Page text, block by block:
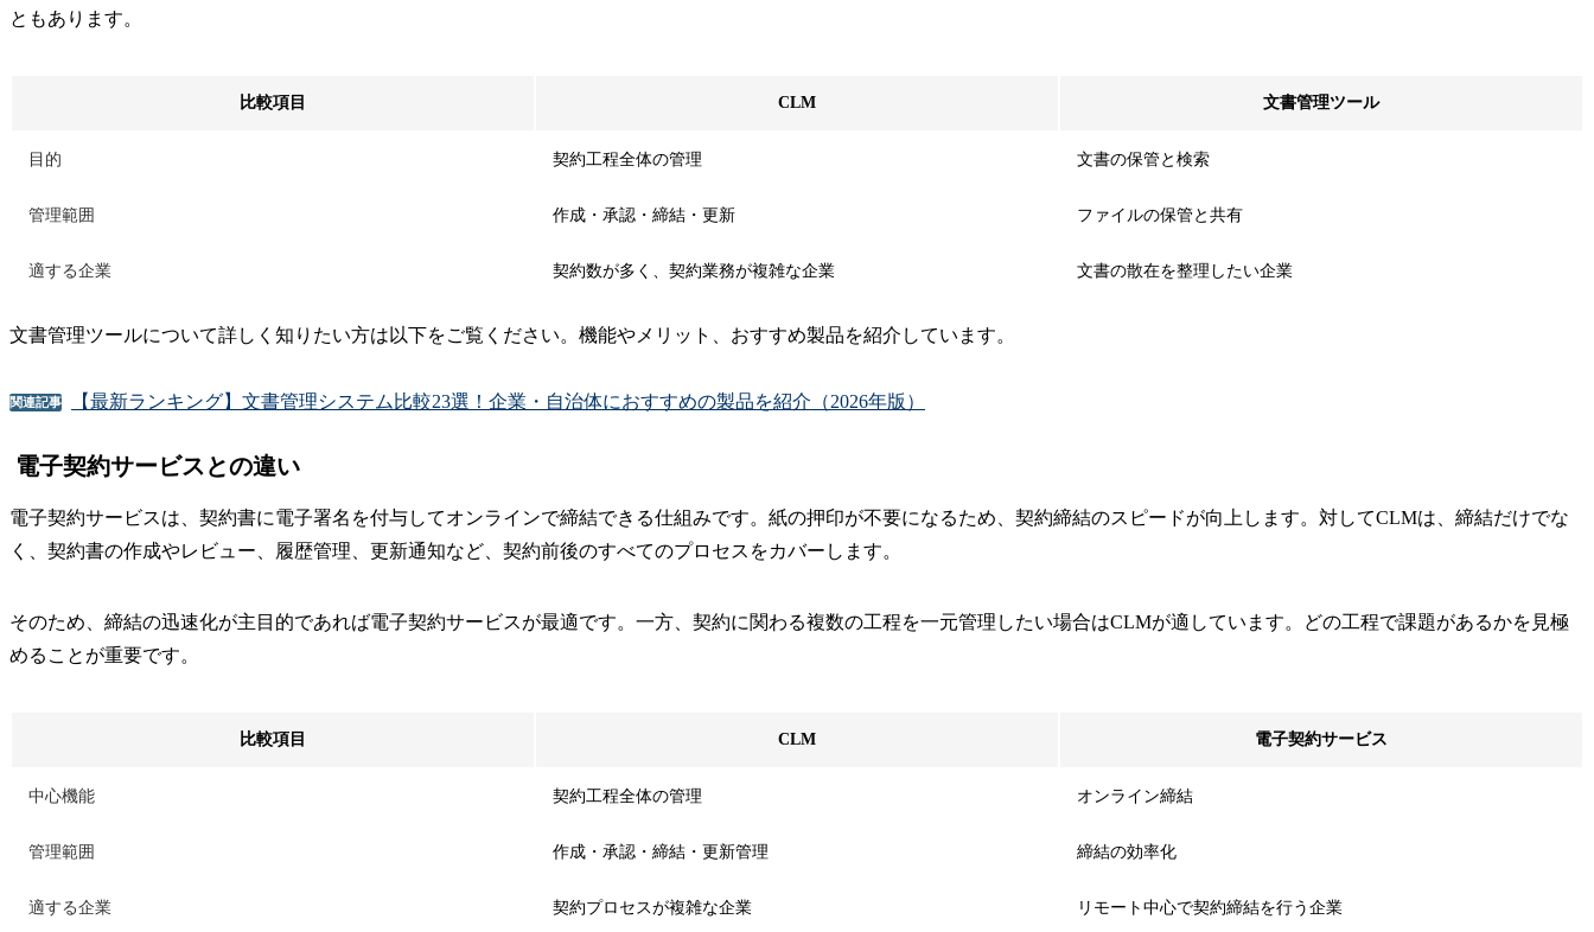
ともあります。
比較項目 CLM 文書管理ツール
目的 契約工程全体の管理 文書の保管と検索
管理範囲 作成・承認・締結・更新 ファイルの保管と共有
適する企業 契約数が多く、契約業務が複雑な企業 文書の散在を整理したい企業
文書管理ツールについて詳しく知りたい方は以下をご覧ください。機能やメリット、おすすめ製品を紹介しています。
関連記事 【最新ランキング】文書管理システム比較23選！企業・自治体におすすめの製品を紹介（2026年版）
電子契約サービスとの違い
電子契約サービスは、契約書に電子署名を付与してオンラインで締結できる仕組みです。紙の押印が不要になるため、契約締結のスピードが向上します。対してCLMは、締結だけでな
く、契約書の作成やレビュー、履歴管理、更新通知など、契約前後のすべてのプロセスをカバーします。
そのため、締結の迅速化が主目的であれば電子契約サービスが最適です。一方、契約に関わる複数の工程を一元管理したい場合はCLMが適しています。どの工程で課題があるかを見極
めることが重要です。
比較項目 CLM 電子契約サービス
中心機能 契約工程全体の管理 オンライン締結
管理範囲 作成・承認・締結・更新管理 締結の効率化
適する企業 契約プロセスが複雑な企業 リモート中心で契約締結を行う企業